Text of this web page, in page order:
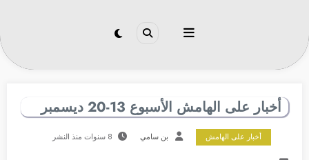
أخبار على الهامش الأسبوع 13-20 ديسمبر
أخبار على الهامش بن سامي 8 سنوات منذ النشر